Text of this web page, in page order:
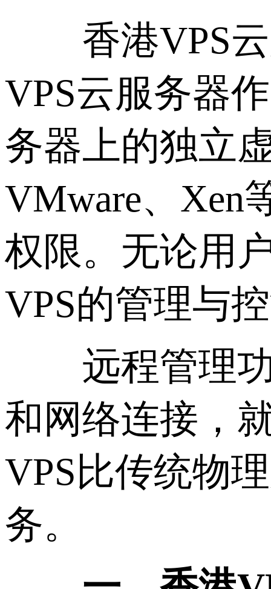
香港VPS云
VPS云服务器
务器上的独立
VMware、Xen
权限。无论用
VPS的管理与
远程管理功
和网络连接，
VPS比传统物
务。